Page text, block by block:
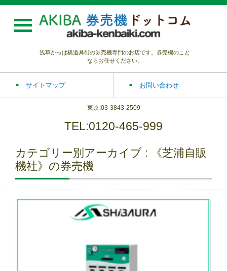
浅草かっぱ橋道具街の券売機専門のお店です。券売機のこと
ならお任せください。
サイトマップ お問い合わせ
東京:03-3843-2509
TEL:0120-465-999
カテゴリー別アーカイブ : 《芝浦自販
機社》の券売機